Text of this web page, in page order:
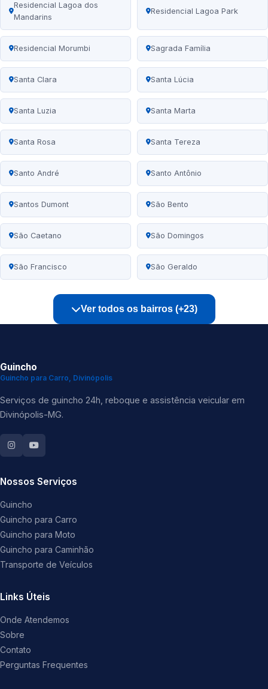
Residencial Lagoa dos
Mandarins
Residencial Lagoa Park
Residencial Morumbi Sagrada Família
Santa Clara Santa Lúcia
Santa Luzia Santa Marta
Santa Rosa Santa Tereza
Santo André Santo Antônio
Santos Dumont São Bento
São Caetano São Domingos
São Francisco São Geraldo
Ver todos os bairros (+23)
Guincho
Guincho para Carro, Divinópolis
Serviços de guincho 24h, reboque e assistência veicular em
Divinópolis-MG.
Nossos Serviços
Guincho
Guincho para Carro
Guincho para Moto
Guincho para Caminhão
Transporte de Veículos
Links Úteis
Onde Atendemos
Sobre
Contato
Perguntas Frequentes